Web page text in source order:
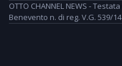
OTTO CHANNEL NEWS -
Benevento n. di reg. V.G. 539/